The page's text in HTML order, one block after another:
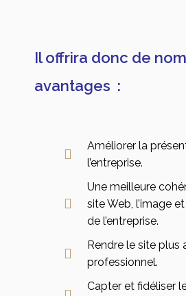
Il offrira donc de
avantages :
Améliorer la
l’entreprise.
Une meilleure
site Web, l’image
de l’entreprise.
Rendre le site plus
professionnel.
Capter et fidéliser